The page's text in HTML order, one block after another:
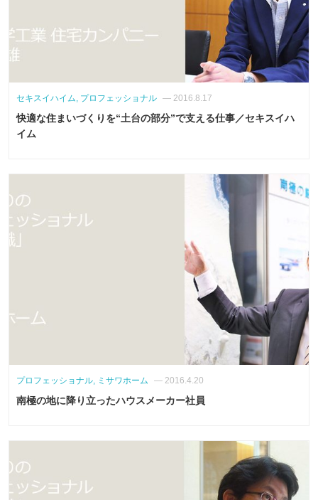
セキスイハイム, プロフェッショナル — 2016.8.17
快適な住まいづくりを“土台の部分”で支える仕事／セキスイハ
イム
プロフェッショナル, ミサワホーム — 2016.4.20
南極の地に降り立ったハウスメーカー社員